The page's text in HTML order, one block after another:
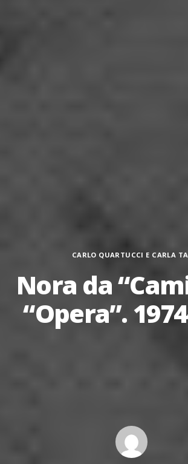
Categorie
CARLO QUARTUCCI E CARLA
Nora da
“Opera”.
Author